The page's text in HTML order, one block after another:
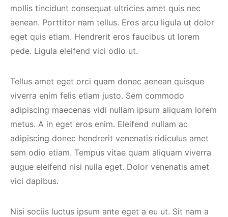
mollis tincidunt consequat ultricies amet quis nec
aenean. Porttitor nam tellus. Eros arcu ligula ut dolor
eget quis etiam. Hendrerit eros faucibus ut lorem
pede. Ligula eleifend vici odio ut.
Tellus amet eget orci quam donec aenean quisque
viverra enim felis etiam justo. Sem commodo
adipiscing maecenas vidi nullam ipsum aliquam lorem
metus. A in eget eros enim. Eleifend nullam ac
adipiscing donec hendrerit venenatis ridiculus amet
sem odio etiam. Tempus vitae quam aliquam viverra
augue eleifend nisi nulla eget. Dolor venenatis amet
vici dapibus.
Nisi sociis luctus ipsum ante eget a eu ut. Sit nam a